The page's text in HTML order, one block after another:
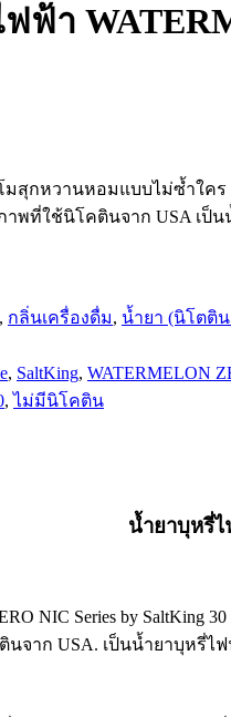
า
มสุกหวานหอมแบบไม่ซ้ำใค
พที่ใช้นิโคตินจาก USA เ
, กลิ่นเครื่องดื่ม, น้ำยา (นิโตติน
, SaltKing, WATERMELON
,ไม่มีนิโคติน
น้ำยาบุหรี่
NIC Series by SaltKing
จาก USA. เป็นน้ำยาบุหรี่